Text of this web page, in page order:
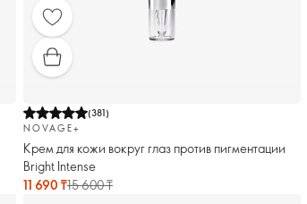
(381)
NOVAGE+
Крем для кожи вокруг глаз против пигментации
Bright Intense
11 690 ₸15 600 ₸